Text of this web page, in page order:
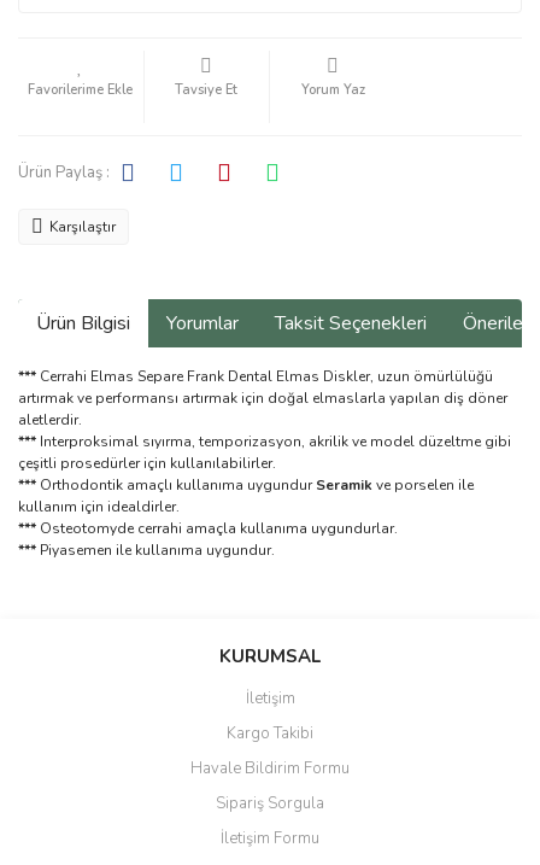
Tavsiye Et Yorum Yaz
Ürün Paylaş :
Karşılaştır
Ürün Bilgisi Yorumlar Taksit Seçenekleri
*** Cerrahi Elmas Separe Frank Dental Elmas Diskler, uzun ömürlülüğü
artırmak ve performansı artırmak için doğal elmaslarla yapılan diş döner
aletlerdir.
*** Interproksimal sıyırma, temporizasyon, akrilik ve model düzeltme gibi
çeşitli prosedürler için kullanılabilirler.
*** Orthodontik amaçlı kullanıma uygundurSeramikve porselen ile
kullanım için idealdirler.
*** Osteotomyde cerrahi amaçla kullanıma uygundurlar.
*** Piyasemen ile kullanıma uygundur.
Bu ürüne ilk yorumu siz yapın!
Ürün resmi kalitesiz, bozuk veya görüntülenemiyor.
Ürün açıklamasında eksik bilgiler bulunuyor.
Ürün bilgilerinde hatalar bulunuyor.
Ürün fiyatı diğer sitelerden daha pahalı.
KURUMSAL
İletişim
Kargo Takibi
Havale Bildirim Formu
Sipariş Sorgula
İletişim Formu